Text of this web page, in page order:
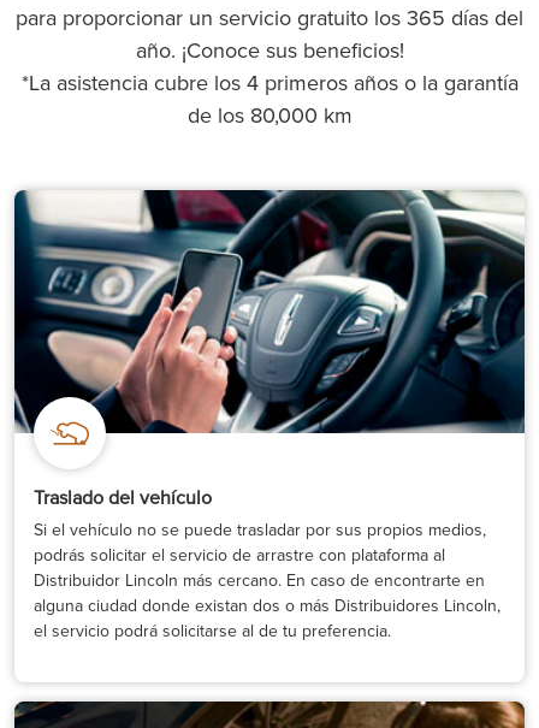
para proporcionar un servicio gratuito los 365 días del
año. ¡Conoce sus beneficios!
*La asistencia cubre los 4 primeros años o la garantía
de los 80,000 km
Traslado del vehículo
Si el vehículo no se puede trasladar por sus propios medios,
podrás solicitar el servicio de arrastre con plataforma al
Distribuidor Lincoln más cercano. En caso de encontrarte en
alguna ciudad donde existan dos o más Distribuidores Lincoln,
el servicio podrá solicitarse al de tu preferencia.